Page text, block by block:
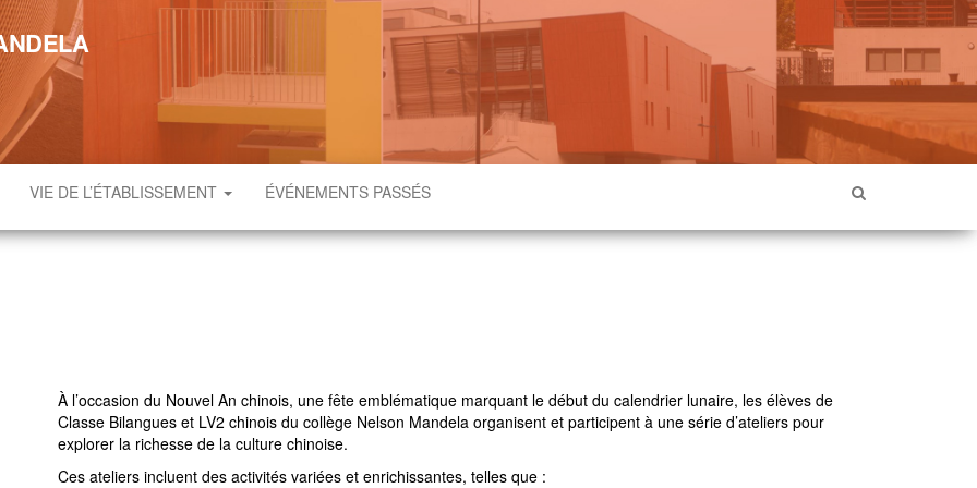
VIE DE L’ÉTABLISSEMENT ÉVÉNEMENTS PASSÉS
À l’occasion du Nouvel An chinois, une fête emblématique marquant le début du calendrier lunaire, les élèves de
Classe Bilangues et LV2 chinois du collège Nelson Mandela organisent et participent à une série d’ateliers pour
explorer la richesse de la culture chinoise.
Ces ateliers incluent des activités variées et enrichissantes, telles que :